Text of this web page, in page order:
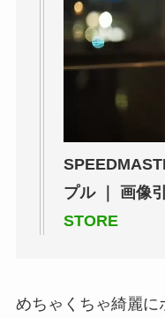
プル ｜ 画像
STORE
めちゃくちゃ綺麗に